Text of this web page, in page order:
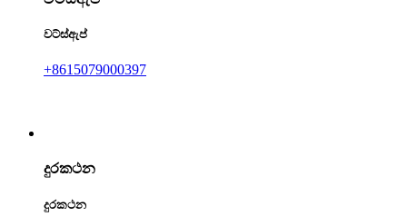
වට්ස්ඇප්
+8615079000397
දුරකථන
දුරකථන